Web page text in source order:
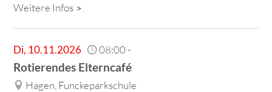
Weitere Infos
Di, 10.11.2026 08:00-
Rotierendes Elterncafé
Hagen, Funckeparkschule